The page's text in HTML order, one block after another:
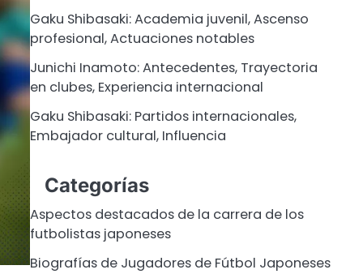
Gaku Shibasaki: Academia juvenil, Ascenso
profesional, Actuaciones notables
Junichi Inamoto: Antecedentes, Trayectoria
en clubes, Experiencia internacional
Gaku Shibasaki: Partidos internacionales,
Embajador cultural, Influencia
Categorías
Aspectos destacados de la carrera de los
futbolistas japoneses
Biografías de Jugadores de Fútbol Japoneses